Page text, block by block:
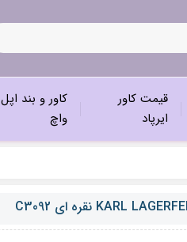
قیمت کاور
ایرپاد
کاور و بند اپل
واچ